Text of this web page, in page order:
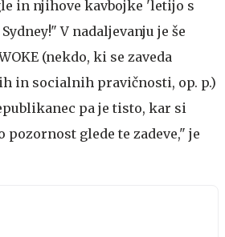
in njihove kavbojke 'letijo s
V nadaljevanju je še
(nekdo, ki se zaveda
in socialnih pravičnosti, op. p.)
pa je tisto, kar si
pozornost glede te zadeve," je